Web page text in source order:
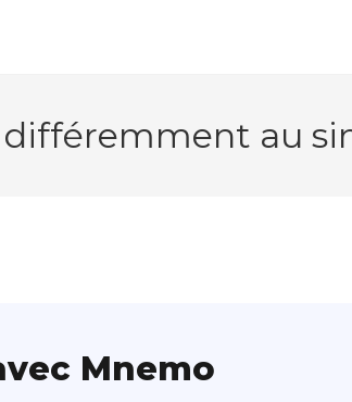
différemment au
Mnemo